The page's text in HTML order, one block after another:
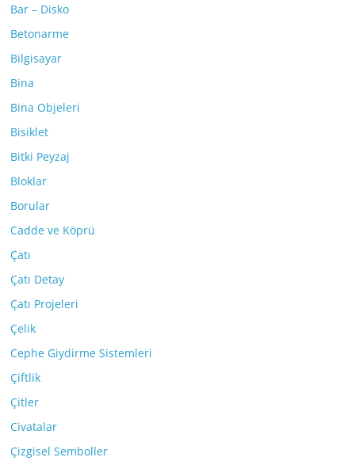
Bar – Disko
Betonarme
Bilgisayar
Bina
Bina Objeleri
Bisiklet
Bitki Peyzaj
Bloklar
Borular
Cadde ve Köprü
Çatı
Çatı Detay
Çatı Projeleri
Çelik
Cephe Giydirme Sistemleri
Çiftlik
Çitler
Civatalar
Çizgisel Semboller